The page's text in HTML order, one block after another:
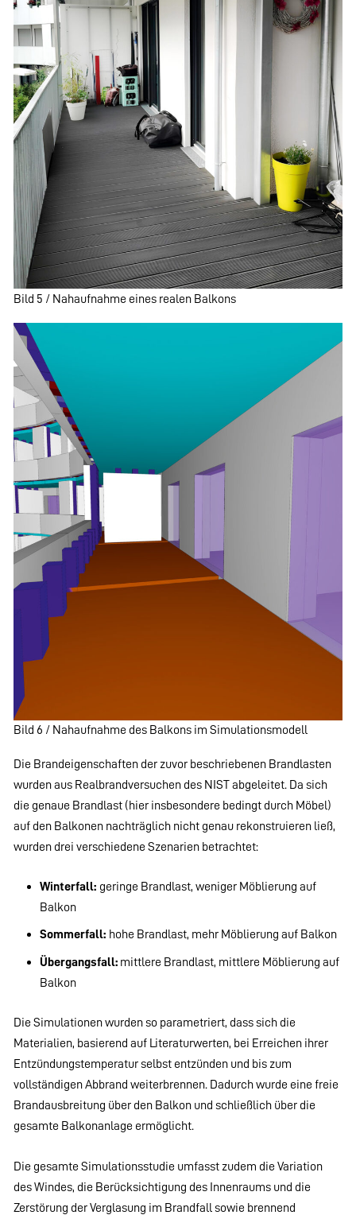
Bild 5 / Nahaufnahme eines realen Balkons
Bild 6 / Nahaufnahme des Balkons im Simulationsmodell
Die Brandeigenschaften der zuvor beschriebenen Brandlasten
wurden aus Realbrandversuchen des NIST abgeleitet. Da sich
die genaue Brandlast (hier insbesondere bedingt durch Möbel)
auf den Balkonen nachträglich nicht genau rekonstruieren ließ,
wurden drei verschiedene Szenarien betrachtet:
Winterfall: geringe Brandlast, weniger Möblierung auf
Balkon
Sommerfall: hohe Brandlast, mehr Möblierung auf Balkon
Übergangsfall: mittlere Brandlast, mittlere Möblierung auf
Balkon
Die Simulationen wurden so parametriert, dass sich die
Materialien, basierend auf Literaturwerten, bei Erreichen ihrer
Entzündungstemperatur selbst entzünden und bis zum
vollständigen Abbrand weiterbrennen. Dadurch wurde eine freie
Brandausbreitung über den Balkon und schließlich über die
gesamte Balkonanlage ermöglicht.
Die gesamte Simulationsstudie umfasst zudem die Variation
des Windes, die Berücksichtigung des Innenraums und die
Zerstörung der Verglasung im Brandfall sowie brennend